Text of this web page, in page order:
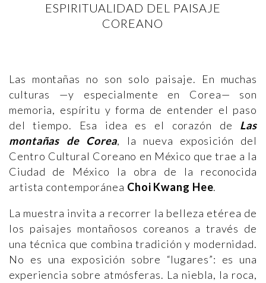
ESPIRITUALIDAD DEL PAISAJE
COREANO
Las montañas no son solo paisaje. En muchas
culturas —y especialmente en Corea— son
memoria, espíritu y forma de entender el paso
del tiempo. Esa idea es el corazón de Las
montañas de Corea, la nueva exposición del
Centro Cultural Coreano en México que trae a la
Ciudad de México la obra de la reconocida
artista contemporánea Choi Kwang Hee.
La muestra invita a recorrer la belleza etérea de
los paisajes montañosos coreanos a través de
una técnica que combina tradición y modernidad.
No es una exposición sobre “lugares”: es una
experiencia sobre atmósferas. La niebla, la roca,